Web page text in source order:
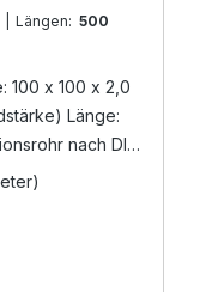
| Längen: 500
100 x 100 x 2,0
Länge: